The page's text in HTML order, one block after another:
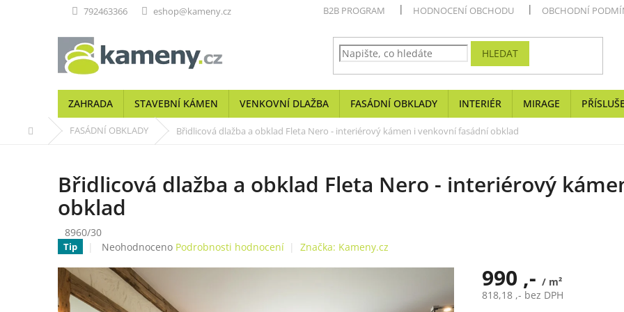
792463366 eshop@kameny.cz B2B PROGRAM HODNOCENÍ OBCHODU OBCHODNÍ
HLEDAT
ZAHRADA STAVEBNÍ KÁMEN VENKOVNÍ DLAŽBA FASÁDNÍ OBKLADY INTERIÉR MIRAGE
Domů FASÁDNÍ OBKLADY Břidlicová dlažba a obklad Fleta Nero - interiérový kámen i venkovní fasádní obklad
Břidlicová dlažba a obklad Fleta Nero - interiérový
obklad
8960/30
Tip
Průměrné
produktu
0,0
Neohodnoceno Podrobnosti hodnocení Značka: Kameny.cz
990 ,- / m²
818,18 ,- bez DPH